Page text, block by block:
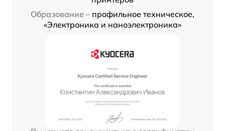
Образование – профильное техническое,
«Электроника и наноэлектроника»